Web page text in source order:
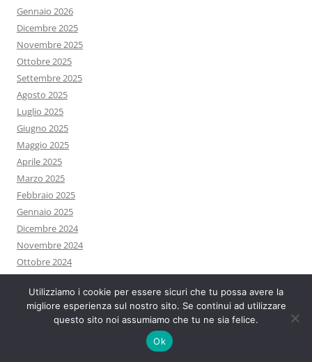
Gennaio 2026
Dicembre 2025
Novembre 2025
Ottobre 2025
Settembre 2025
Agosto 2025
Luglio 2025
Giugno 2025
Maggio 2025
Aprile 2025
Marzo 2025
Febbraio 2025
Gennaio 2025
Dicembre 2024
Novembre 2024
Ottobre 2024
Agosto 2024
Luglio 2024
Giugno 2024
Utilizziamo i cookie per essere sicuri che tu possa avere la
migliore esperienza sul nostro sito. Se continui ad utilizzare
questo sito noi assumiamo che tu ne sia felice.
Ok